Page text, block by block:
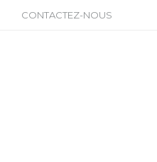
CONTACTEZ-NOUS